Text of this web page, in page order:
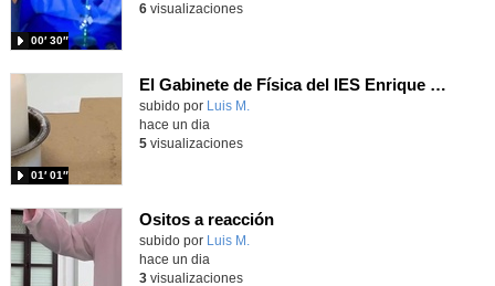
00′ 30″
6visualizaciones
El Gabinete de Física del IES Enrique Tierno Galván de Parla (Curso 25-26)
Contenido educativo.
subido por Luis M.
01′ 01″
hace un dia
5visualizaciones
Ositos a reacción
Contenido educativo.
subido por Luis M.
hace un dia
3visualizaciones